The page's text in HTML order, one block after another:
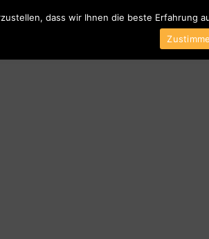
Blog
dass wir Ihnen die beste Erfahrung